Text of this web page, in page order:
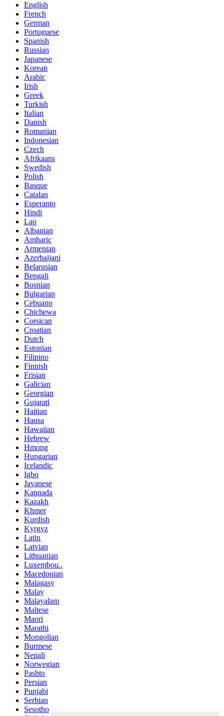
English
French
German
Portuguese
Spanish
Russian
Japanese
Korean
Arabic
Irish
Greek
Turkish
Italian
Danish
Romanian
Indonesian
Czech
Afrikaans
Swedish
Polish
Basque
Catalan
Esperanto
Hindi
Lao
Albanian
Amharic
Armenian
Azerbaijani
Belarusian
Bengali
Bosnian
Bulgarian
Cebuano
Chichewa
Corsican
Croatian
Dutch
Estonian
Filipino
Finnish
Frisian
Galician
Georgian
Gujarati
Haitian
Hausa
Hawaiian
Hebrew
Hmong
Hungarian
Icelandic
Igbo
Javanese
Kannada
Kazakh
Khmer
Kurdish
Kyrgyz
Latin
Latvian
Lithuanian
Luxembou..
Macedonian
Malagasy
Malay
Malayalam
Maltese
Maori
Marathi
Mongolian
Burmese
Nepali
Norwegian
Pashto
Persian
Punjabi
Serbian
Sesotho